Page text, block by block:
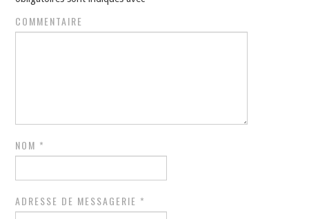
COMMENTAIRE
NOM *
ADRESSE DE MESSAGERIE *